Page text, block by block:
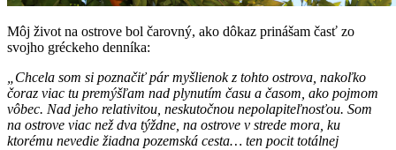
Môj život na ostrove bol čarovný, ako dôkaz prinášam časť zo
svojho gréckeho denníka:
„Chcela som si poznačiť pár myšlienok z tohto ostrova, nakoľko
čoraz viac tu premýšľam nad plynutím času a časom, ako pojmom
vôbec. Nad jeho relativitou, neskutočnou nepolapiteľnosťou. Som
na ostrove viac než dva týždne, na ostrove v strede mora, ku
ktorému nevedie žiadna pozemská cesta… ten pocit totálnej